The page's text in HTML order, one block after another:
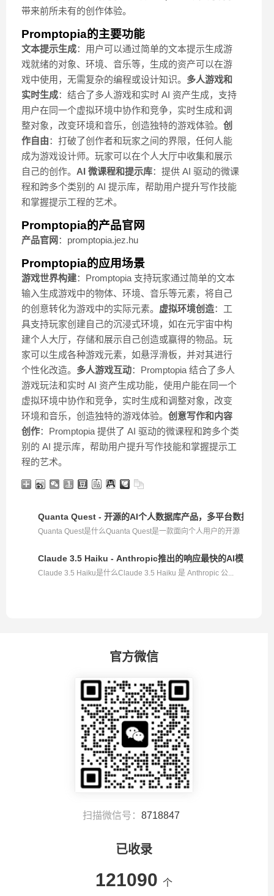
带来前所未有的创作体验。
Promptopia的主要功能
文本提示生成：用户可以通过简单的文本提示生成游
戏就绪的对象、环境、音乐等，生成的资产可以在游
戏中使用，无需复杂的编程或设计知识。 多人游戏和
实时生成：结合了多人游戏和实时 AI 资产生成，支持
用户在同一个虚拟环境中协作和竞争，实时生成和调
整对象，改变环境和音乐，创造独特的游戏体验。 创
作自由：打破了创作者和玩家之间的界限，任何人能
成为游戏设计师。玩家可以在个人大厅中收集和展示
自己的创作。 AI 微课程和提示库：提供 AI 驱动的微课
程和跨多个类别的 AI 提示库，帮助用户提升写作技能
和掌握提示工程的艺术。
Promptopia的产品官网
产品官网 ：promptopia.jez.hu
Promptopia的应用场景
游戏世界构建：Promptopia 支持玩家通过简单的文本
输入生成游戏中的物体、环境、音乐等元素，将自己
的创意转化为游戏中的实际元素。 虚拟环境创造：工
具支持玩家创建自己的沉浸式环境，如在元宇宙中构
建个人大厅，存储和展示自己创造或赢得的物品。玩
家可以生成各种游戏元素，如悬浮滑板，并对其进行
个性化改造。 多人游戏互动：Promptopia 结合了多人
游戏玩法和实时 AI 资产生成功能，使用户能在同一个
虚拟环境中协作和竞争，实时生成和调整对象，改变
环境和音乐，创造独特的游戏体验。 创意写作和内容
创作：Promptopia 提供了 AI 驱动的微课程和跨多个类
别的 AI 提示库，帮助用户提升写作技能和掌握提示工
程的艺术。
Quanta Quest - 开源的AI个人数据库产品，多平台数据整合
Quanta Quest是什么Quanta Quest是一款面向个人用户的开源
Claude 3.5 Haiku - Anthropic推出的响应最快的AI模型
Claude 3.5 Haiku是什么Claude 3.5 Haiku 是 Anthropic 公...
官方微信
扫描微信号： 8718847
已收录
121090 个